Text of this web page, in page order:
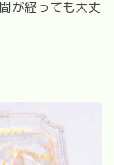
が経っても大丈